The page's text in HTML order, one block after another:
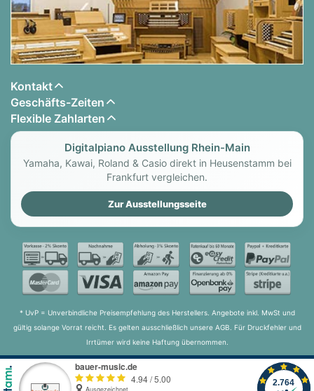
Kontakt
Geschäfts-Zeiten
Flexible Zahlarten
Digitalpiano Ausstellung Rhein-Main
Yamaha, Kawai, Roland & Casio direkt in Heusenstamm bei
Frankfurt vergleichen.
Zur Ausstellungsseite
* UvP = Unverbindliche Preisempfehlung des Herstellers. Angebote inkl. MwSt und
gültig solange Vorrat reicht. Es gelten ausschließlich unsere AGB. Für Druckfehler und
Irrtümer wird keine Haftung übernommen.